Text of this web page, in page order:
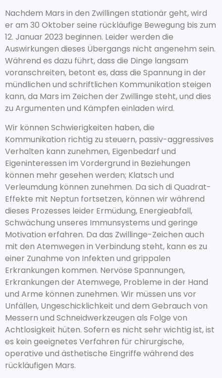
Nachdem Mars in den Zwillingen stationär geht, wird
er am 30 Oktober seine rückläufige Bewegung bis zum
12. Januar 2023 beginnen. Leider werden die
Auswirkungen dieses Übergangs nicht angenehm sein.
Während es dazu führt, dass die Dinge langsam
voranschreiten, betont es, dass die Spannung in der
mündlichen und schriftlichen Kommunikation steigen
kann, da Mars im Zeichen der Zwillinge steht, und dies
zu Argumenten und Kämpfen einladen wird.
Wir können Schwierigkeiten haben, die
Kommunikation richtig zu steuern, passiv-aggressives
Verhalten kann zunehmen, Eigenbedarf und
Eigeninteressen im Vordergrund in Beziehungen
können mehr gesehen werden; Klatsch und
Verleumdung können zunehmen. Da sich di Quadrat-
Effekte mit Neptun fortsetzen, können wir während
dieses Prozesses leider Ermüdung, Energieabfall,
Schwächung unseres Immunsystems und geringe
Motivation erfahren. Da das Zwillinge-Zeichen auch
mit den Atemwegen in Verbindung steht, kann es zu
einer Zunahme von Infekten und grippalen
Erkrankungen kommen. Nervöse Spannungen,
Erkrankungen der Atemwege, Probleme in der Hand
und Arme können zunehmen. Wir müssen uns vor
Unfällen, Ungeschicklichkeit und dem Gebrauch von
Messern und Schneidwerkzeugen als Folge von
Achtlosigkeit hüten. Sofern es nicht sehr wichtig ist, ist
es kein geeignetes Verfahren für chirurgische,
operative und ästhetische Eingriffe während des
rückläufigen Mars.